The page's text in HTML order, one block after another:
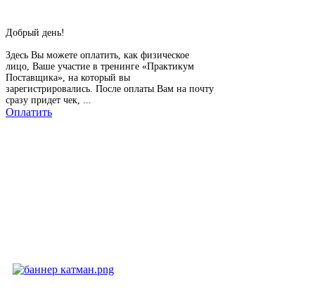
Добрый день!
Здесь Вы можете оплатить, как физическое
лицо, Ваше участие в тренинге «Практикум
Поставщика», на который вы
зарегистрировались. После оплаты Вам на почту
сразу придет чек, ...
Оплатить